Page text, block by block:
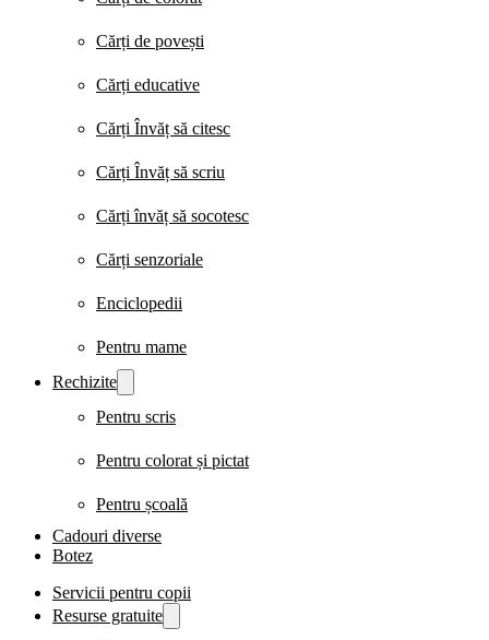
Cărți de povești
Cărți educative
Cărți Învăț să citesc
Cărți Învăț să scriu
Cărți învăț să socotesc
Cărți senzoriale
Enciclopedii
Pentru mame
Rechizite
Pentru scris
Pentru colorat și pictat
Pentru școală
Cadouri diverse
Botez
Servicii pentru copii
Resurse gratuite